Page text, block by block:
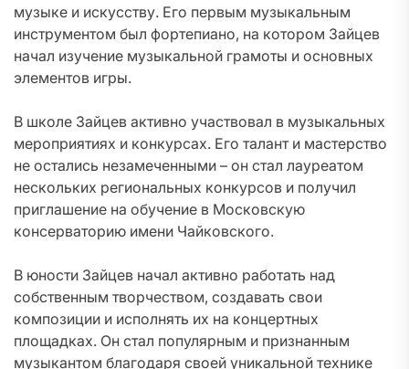
музыке и искусству. Его первым музыкальным
инструментом был фортепиано, на котором Зайцев
начал изучение музыкальной грамоты и основных
элементов игры.
В школе Зайцев активно участвовал в музыкальных
мероприятиях и конкурсах. Его талант и мастерство
не остались незамеченными – он стал лауреатом
нескольких региональных конкурсов и получил
приглашение на обучение в Московскую
консерваторию имени Чайковского.
В юности Зайцев начал активно работать над
собственным творчеством, создавать свои
композиции и исполнять их на концертных
площадках. Он стал популярным и признанным
музыкантом благодаря своей уникальной технике